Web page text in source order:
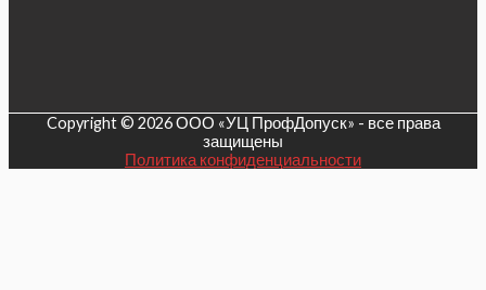
Copyright © 2026ООО «УЦ ПрофДопуск» - все права
защищены
Политика конфиденциальности